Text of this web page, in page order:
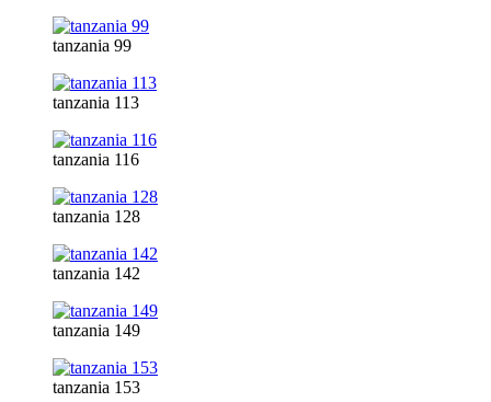
tanzania 99
tanzania 113
tanzania 116
tanzania 128
tanzania 142
tanzania 149
tanzania 153